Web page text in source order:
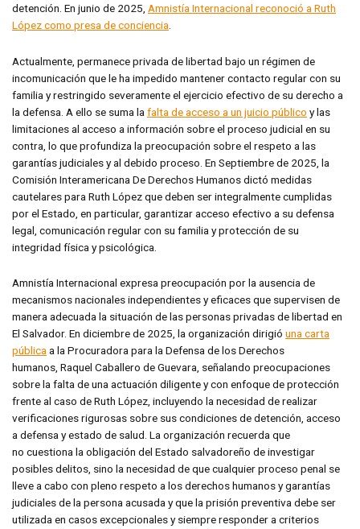
detención. En junio de 2025, Amnistía Internacional reconoció a Ruth
López como presa de conciencia
Actualmente, permanece privada de libertad bajo un régimen de
incomunicación que le ha impedido mantener contacto regular con su
familia y restringido severamente el ejercicio efectivo de su derecho a
la defensa. A ello se suma la falta de acceso a un juicio público y las
limitaciones al acceso a información sobre el proceso judicial en su
contra, lo que profundiza la preocupación sobre el respeto a las
garantías judiciales y al debido proceso. En Septiembre de 2025, la
Comisión Interamericana De Derechos Humanos dictó medidas
cautelares para Ruth López que deben ser integralmente cumplidas
por el Estado, en particular, garantizar acceso efectivo a su defensa
legal, comunicación regular con su familia y protección de su
integridad física y psicológica.
Amnistía Internacional expresa preocupación por la ausencia de
mecanismos nacionales independientes y eficaces que supervisen de
manera adecuada la situación de las personas privadas de libertad en
El Salvador. En diciembre de 2025, la organización dirigió una carta
públicaa la Procuradora para la Defensa de los Derechos
humanos, Raquel Caballero de Guevara, señalando preocupaciones
sobre la falta de una actuación diligente y con enfoque de protección
frente al caso de Ruth López, incluyendo la necesidad de realizar
verificaciones rigurosas sobre sus condiciones de detención, acceso
a defensa y estado de salud. La organización recuerda que
no cuestiona la obligación del Estado salvadoreño de investigar
posibles delitos, sino la necesidad de que cualquier proceso penal se
lleve a cabo con pleno respeto a los derechos humanos y garantías
judiciales de la persona acusada y que la prisión preventiva debe ser
utilizada en casos excepcionales y siempre responder a criterios